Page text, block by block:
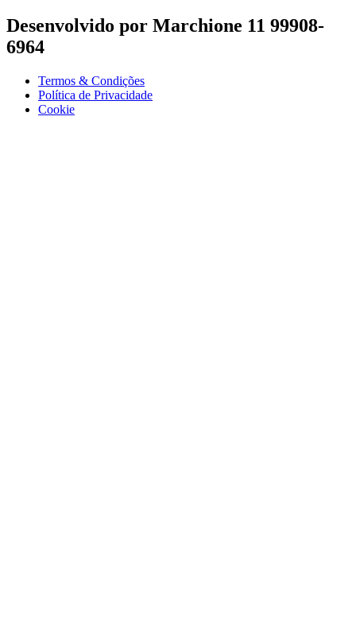
Desenvolvido por Marchione 11 99908-
6964
Termos & Condições
Política de Privacidade
Cookie